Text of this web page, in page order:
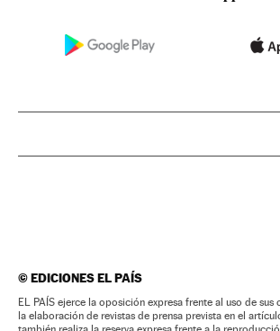
©EDICIONES EL PAÍS
EL PAÍS ejerce la oposición expresa frente al uso de sus
la elaboración de revistas de prensa prevista en el